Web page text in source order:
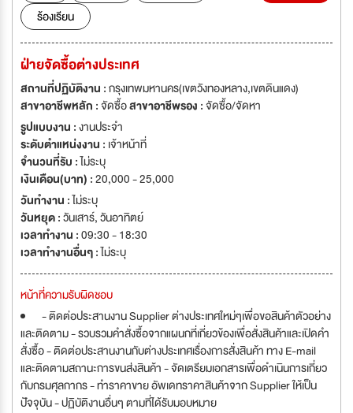
ร้องเรียน
ฝ่ายจัดซื้อต่างประเทศ
สถานที่ปฏิบัติงาน :กรุงเทพมหานคร(เขตวังทองหลาง,เขตดินแดง)
สาขาอาชีพหลัก :จัดซื้อสาขาอาชีพรอง :จัดซื้อ/จัดหา
รูปแบบงาน :งานประจำ
ระดับตำแหน่งงาน : เจ้าหน้าที่
จำนวนที่รับ :ไม่ระบุ
เงินเดือน(บาท) :20,000 - 25,000
วันทำงาน :ไม่ระบุ
วันหยุด :วันเสาร์,วันอาทิตย์
เวลาทำงาน :09:30 - 18:30
เวลาทำงานอื่นๆ :ไม่ระบุ
หน้าที่ความรับผิดชอบ
- ติดต่อประสานงาน Supplier ต่างประเทศใหม่ๆเพื่อขอสินค้าตัวอย่าง
และติดตาม - รวบรวมคำสั่งซื้อจากแผนกที่เกี่ยวข้องเพื่อสั่งสินค้าและเปิดคำ
สั่งซื้อ - ติดต่อประสานงานกับต่างประเทศเรื่องการสั่งสินค้า ทาง E-mail
และติดตามสถานะการขนส่งสินค้า - จัดเตรียมเอกสารเพื่อดำเนินการเกี่ยว
กับกรมศุลกากร - ทำราคาขาย อัพเดทราคาสินค้าจาก Supplier ให้เป็น
ปัจจุบัน - ปฏิบัติงานอื่นๆ ตามที่ได้รับมอบหมาย